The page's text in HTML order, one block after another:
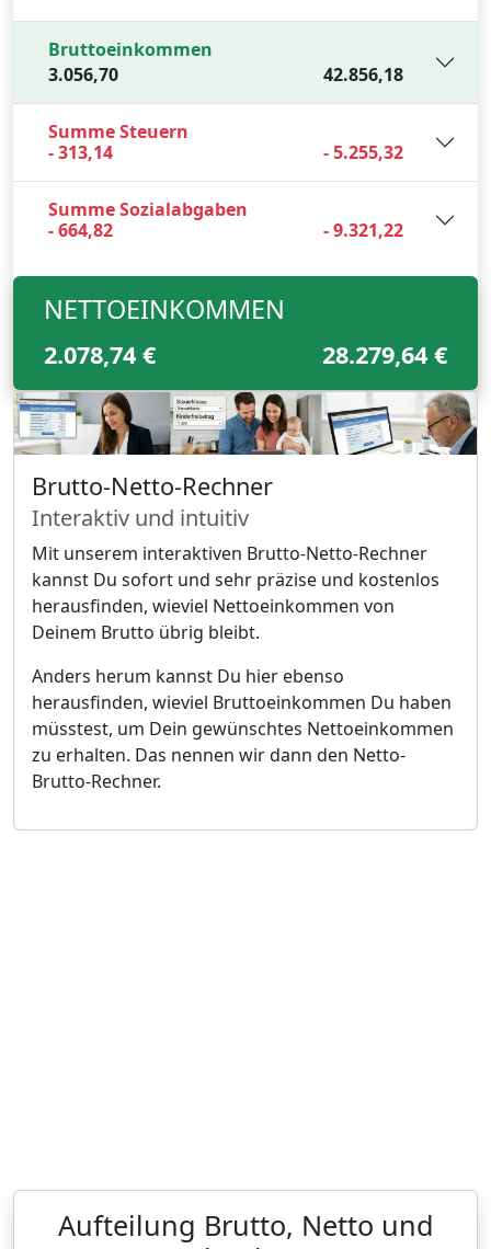
Bruttoeinkommen
3.056,70
42.856,18
Summe Steuern
- 313,14
- 5.255,32
Summe Sozialabgaben
- 664,82
- 9.321,22
NETTOEINKOMMEN
2.078,74 € 28.279,64 €
Brutto-Netto-Rechner
Interaktiv und intuitiv
Mit unserem interaktiven Brutto-Netto-Rechner
kannst Du sofort und sehr präzise und kostenlos
herausfinden, wieviel Nettoeinkommen von
Deinem Brutto übrig bleibt.
Anders herum kannst Du hier ebenso
herausfinden, wieviel Bruttoeinkommen Du haben
müsstest, um Dein gewünschtes Nettoeinkommen
zu erhalten. Das nennen wir dann den Netto-
Brutto-Rechner.
Aufteilung Brutto, Netto und